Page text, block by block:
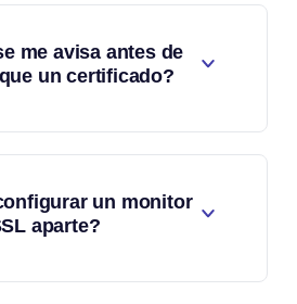
me avisa antes de
un certificado?
un monitor
aparte?